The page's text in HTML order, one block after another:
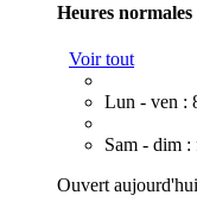
Heures normales
Voir tout
Lun - ven :
Sam - dim :
Ouvert